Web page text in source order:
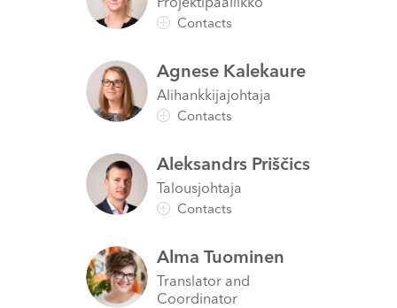
Agnese Kalekaure
Alihankkijajohtaja
AleksandrsPriščics
Talousjohtaja
Alma Tuominen
Translator and
Coordinator